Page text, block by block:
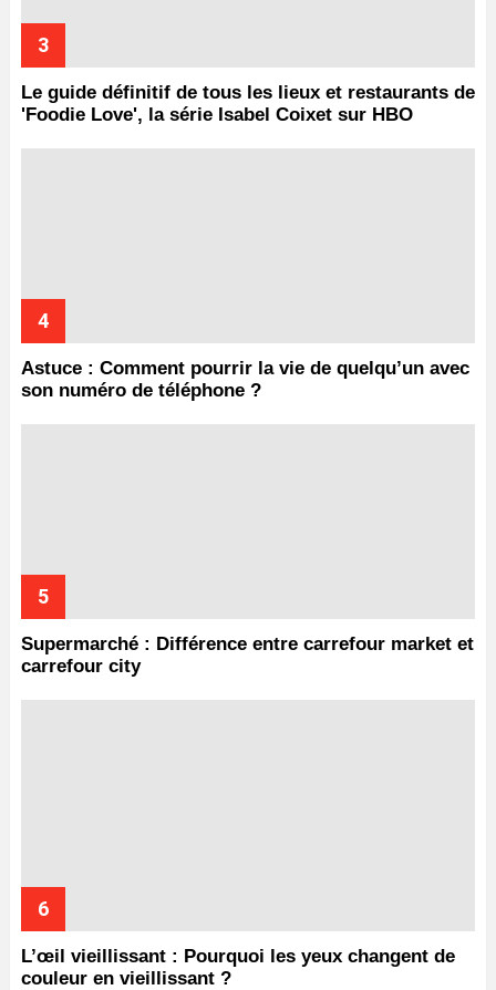
Le guide définitif de tous les lieux et restaurants de
'Foodie Love', la série Isabel Coixet sur HBO
Astuce : Comment pourrir la vie de quelqu’un avec
son numéro de téléphone ?
Supermarché : Différence entre carrefour market et
carrefour city
L’œil vieillissant : Pourquoi les yeux changent de
couleur en vieillissant ?